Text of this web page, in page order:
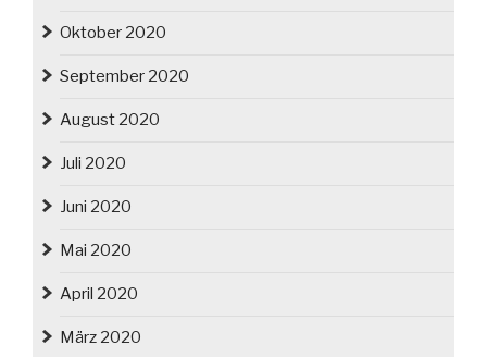
Oktober 2020
September 2020
August 2020
Juli 2020
Juni 2020
Mai 2020
April 2020
März 2020